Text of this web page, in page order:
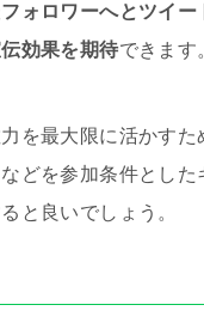
ォロワーへとツイー
効果を期待できます
を最大限に活かすた
どを参加条件とした
と良いでしょう。